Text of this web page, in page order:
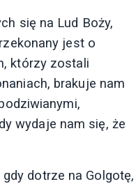
się na Lud Boży,
jest o
którzy zostali
brakuje nam
wydaje nam się, że
dotrze na Golgotę,